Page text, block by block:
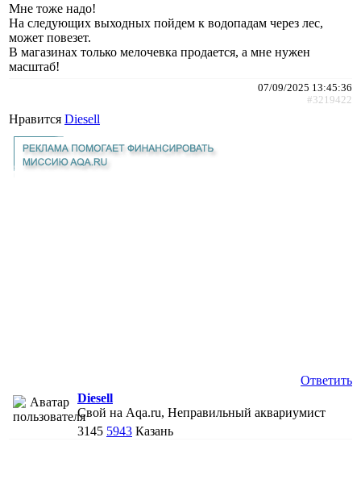
Мне тоже надо!
На следующих выходных пойдем к водопадам через лес,
может повезет.
В магазинах только мелочевка продается, а мне нужен
масштаб!
07/09/2025 13:45:36
#3219422
Нравится Diesell
Ответить
Diesell
Свой на Aqa.ru, Неправильный аквариумист
3145 5943 Казань